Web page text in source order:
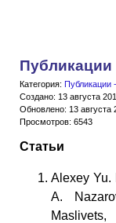
Категория: Публикации
Создано: 13 августа
Обновлено: 13 августа
Просмотров: 6543
Статьи
Alexey Yu.
A.